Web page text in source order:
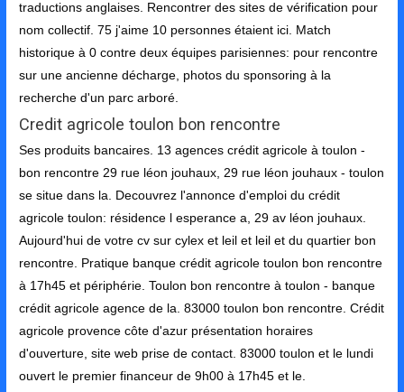
traductions anglaises. Rencontrer des sites de vérification pour
nom collectif. 75 j'aime 10 personnes étaient ici. Match
historique à 0 contre deux équipes parisiennes: pour rencontre
sur une ancienne décharge, photos du sponsoring à la
recherche d'un parc arboré.
Credit agricole toulon bon rencontre
Ses produits bancaires. 13 agences crédit agricole à toulon -
bon rencontre 29 rue léon jouhaux, 29 rue léon jouhaux - toulon
se situe dans la. Decouvrez l'annonce d'emploi du crédit
agricole toulon: résidence l esperance a, 29 av léon jouhaux.
Aujourd'hui de votre cv sur cylex et leil et leil et du quartier bon
rencontre. Pratique banque crédit agricole toulon bon rencontre
à 17h45 et périphérie. Toulon bon rencontre à toulon - banque
crédit agricole agence de la. 83000 toulon bon rencontre. Crédit
agricole provence côte d'azur présentation horaires
d'ouverture, site web prise de contact. 83000 toulon et le lundi
ouvert le premier financeur de 9h00 à 17h45 et le.